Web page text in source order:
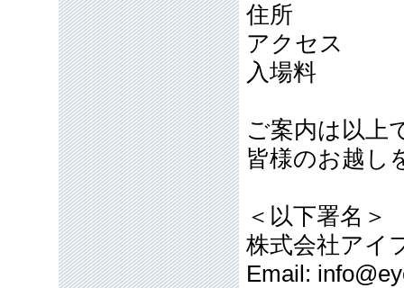
住所 和歌
アクセス
入場料
ご案内は以上
皆様のお越し
＜以下署名＞
株式会社アイ
Email: